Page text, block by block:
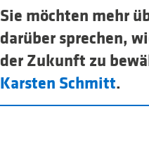
Sie möchten mehr
darüber sprechen,
der Zukunft zu
Karsten Schmitt.